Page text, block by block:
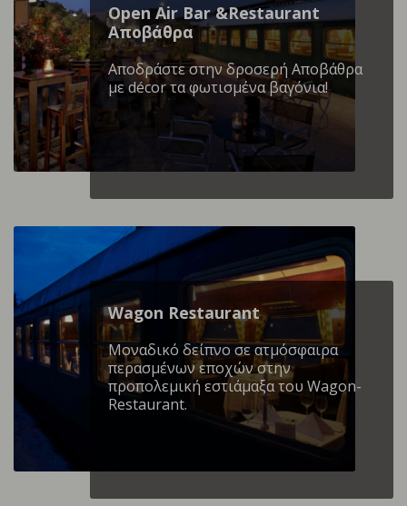
Open Air Bar &Restaurant
Αποβάθρα
Αποδράστε στην δροσερή Αποβάθρα
με décor τα φωτισμένα βαγόνια!
Wagon Restaurant
Mοναδικό δείπνο σε ατμόσφαιρα
περασμένων εποχών στην
προπολεμική εστιάμαξα του Wagon-
Restaurant.